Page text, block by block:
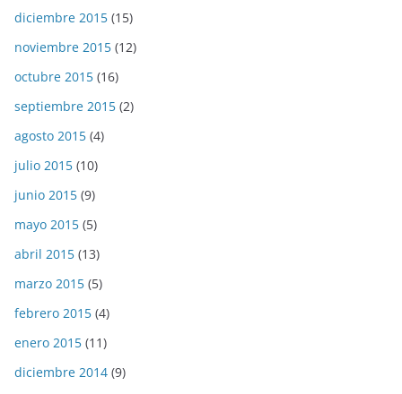
diciembre 2015 (15)
noviembre 2015 (12)
octubre 2015 (16)
septiembre 2015 (2)
agosto 2015 (4)
julio 2015 (10)
junio 2015 (9)
mayo 2015 (5)
abril 2015 (13)
marzo 2015 (5)
febrero 2015 (4)
enero 2015 (11)
diciembre 2014 (9)